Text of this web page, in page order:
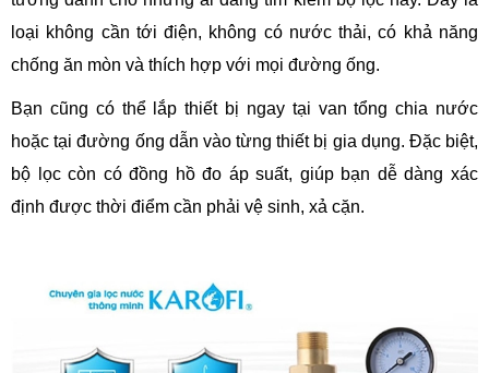
loại không cần tới điện, không có nước thải, có khả năng
chống ăn mòn và thích hợp với mọi đường ống.
Bạn cũng có thể lắp thiết bị ngay tại van tổng chia nước
hoặc tại đường ống dẫn vào từng thiết bị gia dụng. Đặc biệt,
bộ lọc còn có đồng hồ đo áp suất, giúp bạn dễ dàng xác
định được thời điểm cần phải vệ sinh, xả cặn.